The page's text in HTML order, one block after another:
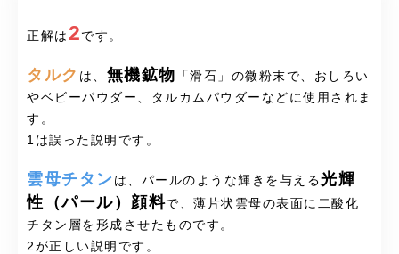
正解は 2 です。
タルク は、 無機鉱物 「滑石」の微粉末で、おしろい
やベビーパウダー、タルカムパウダーなどに使用されま
す。
1は誤った説明です。
雲母チタン は、パールのような輝きを与える光輝
性（パール）顔料で、薄片状雲母の表面に二酸化
チタン層を形成させたものです。
2が正しい説明です。